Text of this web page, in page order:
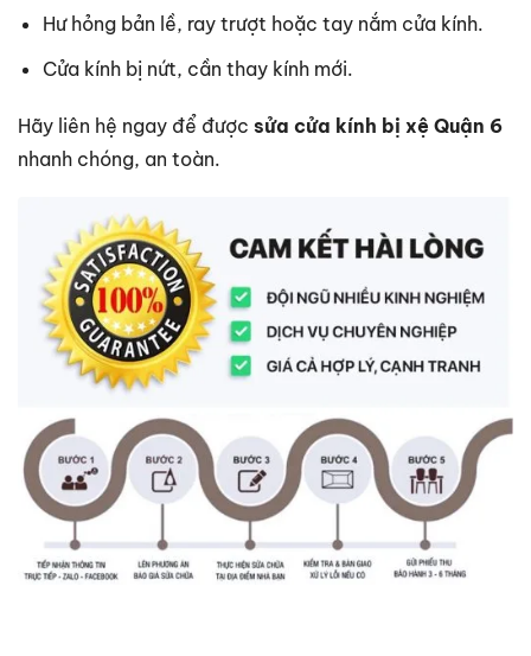
Hư hỏng bản lề, ray trượt hoặc tay nắm cửa kính.
Cửa kính bị nứt, cần thay kính mới.
Hãy liên hệ ngay để được sửa cửa kính bị xệ Quận 6
nhanh chóng, an toàn.